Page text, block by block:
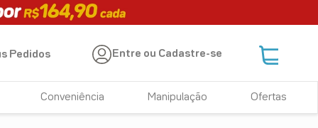
Pedidos Entre ou Cadastre-se
Conveniência Manipulação Ofertas